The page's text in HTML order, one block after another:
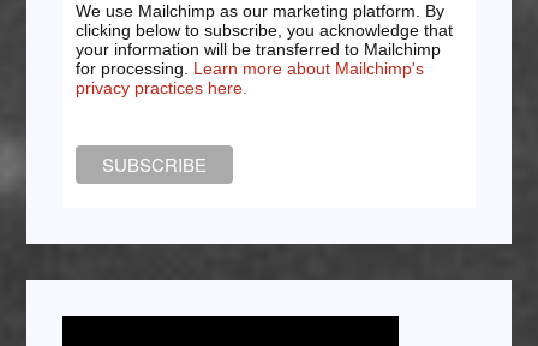
We use Mailchimp as our marketing platform. By
clicking below to subscribe, you acknowledge that
your information will be transferred to Mailchimp
for processing. Learn more about Mailchimp's
privacy practices here.